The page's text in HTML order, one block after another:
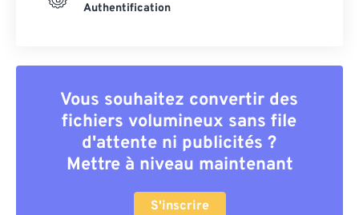
Authentification
Vous souhaitez convertir des
fichiers volumineux sans file
d'attente ni publicités ?
Mettre à niveau maintenant
S'inscrire